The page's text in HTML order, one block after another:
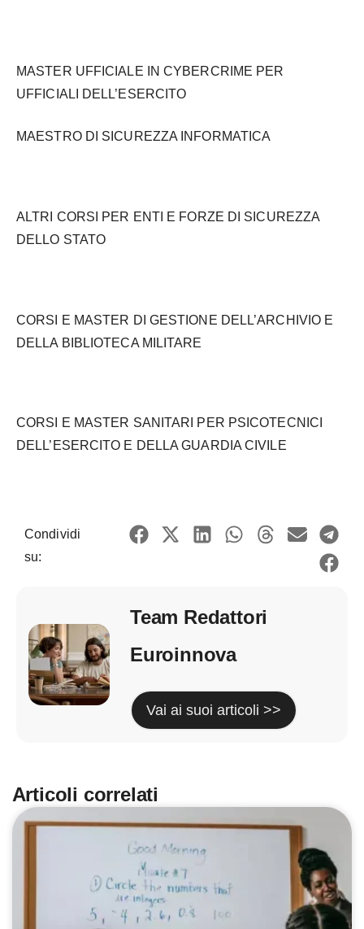
MASTER UFFICIALE IN CYBERCRIME PER
UFFICIALI DELL’ESERCITO
MAESTRO DI SICUREZZA INFORMATICA
ALTRI CORSI PER ENTI E FORZE DI SICUREZZA
DELLO STATO
CORSI E MASTER DI GESTIONE DELL’ARCHIVIO E
DELLA BIBLIOTECA MILITARE
CORSI E MASTER SANITARI PER PSICOTECNICI
DELL’ESERCITO E DELLA GUARDIA CIVILE
Condividi
su:
Team Redattori
Euroinnova
Vai ai suoi articoli >>
Articoli correlati